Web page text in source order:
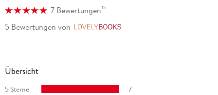
7 Bewertungen15
5 Bewertungen von
Übersicht
5 Sterne 7